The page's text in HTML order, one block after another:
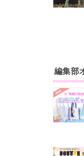
編集部